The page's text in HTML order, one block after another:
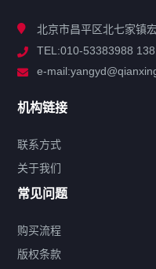
解决方案
联系方式
热门标签
北京市昌平区北七家镇
TEL:010-53383988
e-
机构链接
联系方式
关于我们
常见问题
购买流程
版权条款